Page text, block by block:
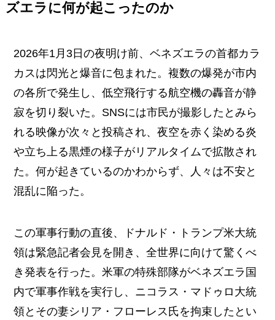
ズエラに何が起こったのか
2026年1月3日の夜明け前、ベネズエラの首都カラ
カスは閃光と爆音に包まれた。複数の爆発が市内
の各所で発生し、低空飛行する航空機の轟音が静
寂を切り裂いた。SNSには市民が撮影したとみら
れる映像が次々と投稿され、夜空を赤く染める炎
や立ち上る黒煙の様子がリアルタイムで拡散され
た。何が起きているのかわからず、人々は不安と
混乱に陥った。
この軍事行動の直後、ドナルド・トランプ米大統
領は緊急記者会見を開き、全世界に向けて驚くべ
き発表を行った。米軍の特殊部隊がベネズエラ国
内で軍事作戦を実行し、ニコラス・マドゥロ大統
領とその妻シリア・フローレス氏を拘束したとい